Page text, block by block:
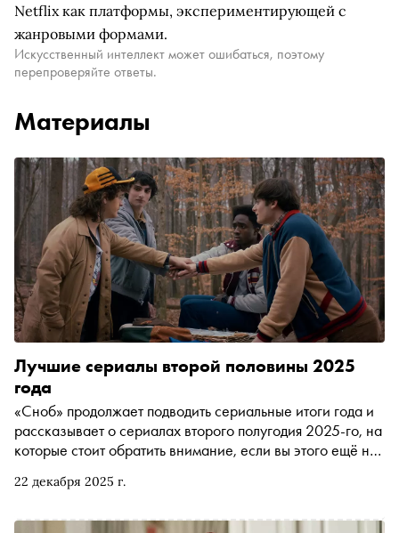
Netflix как платформы, экспериментирующей с
жанровыми формами.
Искусственный интеллект может ошибаться, поэтому
перепроверяйте ответы.
Материалы
22 декабря 2025 г.
Лучшие сериалы второй половины 2025
года
«Сноб» продолжает подводить сериальные итоги года и
рассказывает о сериалах второго полугодия 2025-го, на
которые стоит обратить внимание, если вы этого ещё не